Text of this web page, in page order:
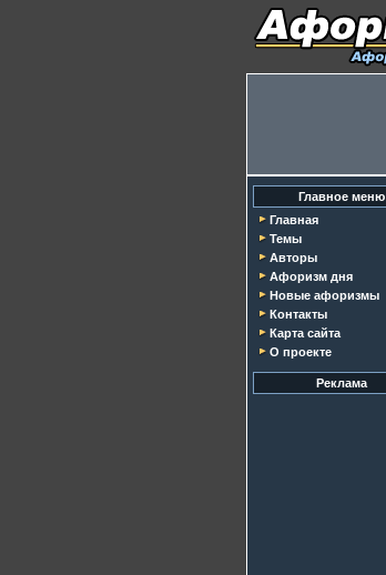
Главное меню
Главная
Темы
Авторы
Афоризм дня
Новые афоризмы
Контакты
Карта сайта
О проекте
Реклама